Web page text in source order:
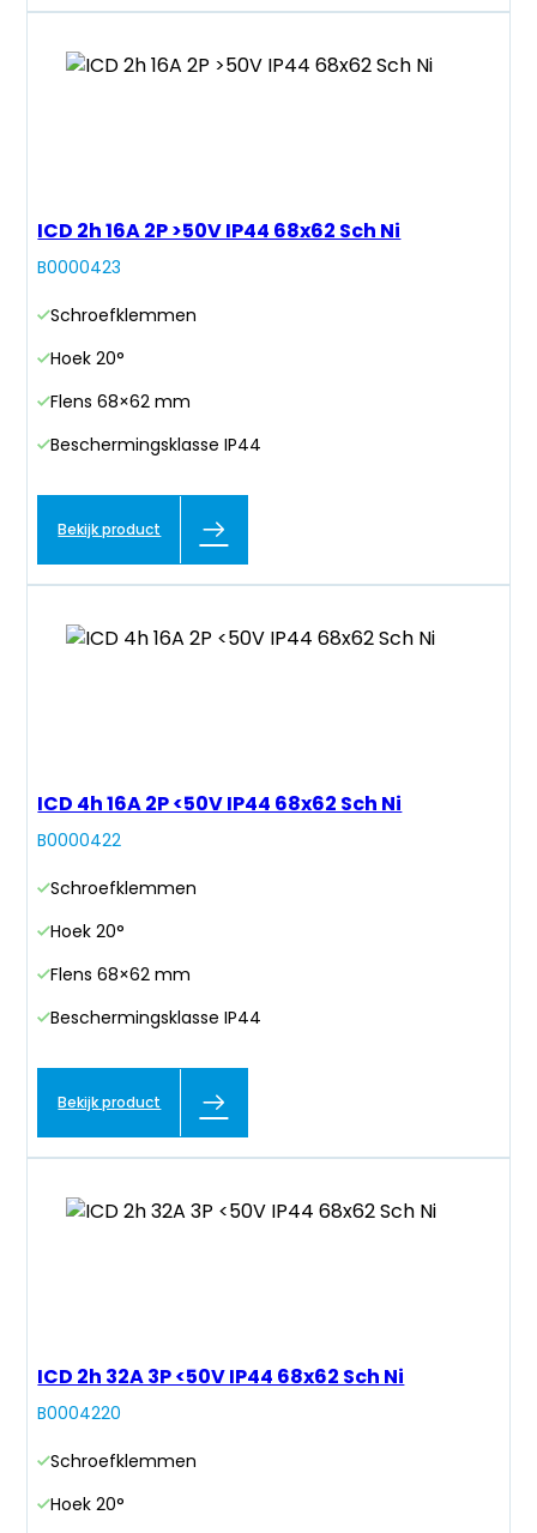
ICD 2h 16A 2P >50V IP44 68x62 Sch Ni
B0000423
Schroefklemmen
Hoek 20°
Flens 68×62 mm
Beschermingsklasse IP44
Bekijk product
ICD 4h 16A 2P <50V IP44 68x62 Sch Ni
B0000422
Schroefklemmen
Hoek 20°
Flens 68×62 mm
Beschermingsklasse IP44
Bekijk product
ICD 2h 32A 3P <50V IP44 68x62 Sch Ni
B0004220
Schroefklemmen
Hoek 20°